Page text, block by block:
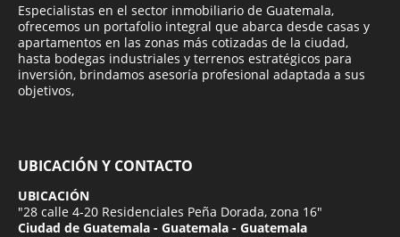
Especialistas en el sector inmobiliario de Guatemala,
ofrecemos un portafolio integral que abarca desde casas y
apartamentos en las zonas más cotizadas de la ciudad,
hasta bodegas industriales y terrenos estratégicos para
inversión, brindamos asesoría profesional adaptada a sus
objetivos,
UBICACIÓN Y CONTACTO
UBICACIÓN
"28 calle 4-20 Residenciales Peña Dorada, zona 16"
Ciudad de Guatemala - Guatemala - Guatemala